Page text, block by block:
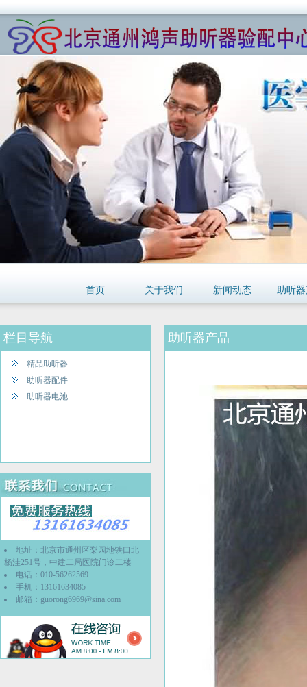
首页 关于我们 新闻动态 助听
栏目导航
精品助听器
助听器配件
助听器电池
地址：北京市通州区梨园地铁口北
杨洼251号，中建二局医院门诊二楼
电话：010-56262569
手机：13161634085
邮箱： guorong6969@sina.com
助听器产品